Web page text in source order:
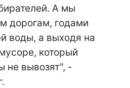
А мы
дорогам, годами
воды, а выходя на
который
не вывозят", -